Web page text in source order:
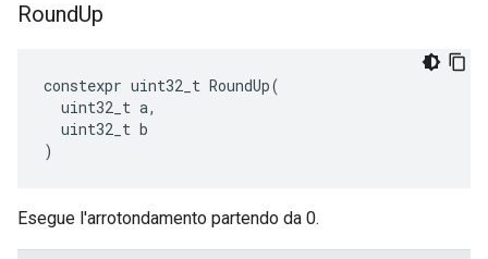
RoundUp
constexpr uint32_t RoundUp(
uint32_t a,
uint32_t b
)
Esegue l'arrotondamento partendo da 0.